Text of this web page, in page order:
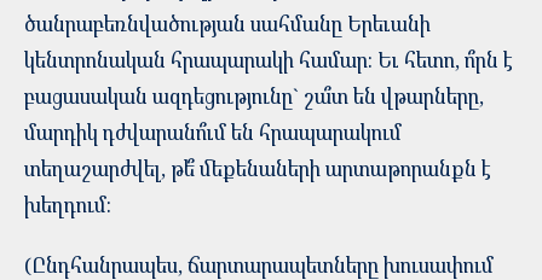
ծանրաբեռնվածության սահմանը Երեւանի
կենտրոնական հրապարակի համար: Եւ հետո, ո՞րն է
բացասական ազդեցությունը` շա՞տ են վթարները,
մարդիկ դժվարանո՞ւմ են հրապարակում
տեղաշարժվել, թե՞ մեքենաների արտաթորանքն է
խեղդում:
(Ընդհանրապես, ճարտարապետները խուսափում